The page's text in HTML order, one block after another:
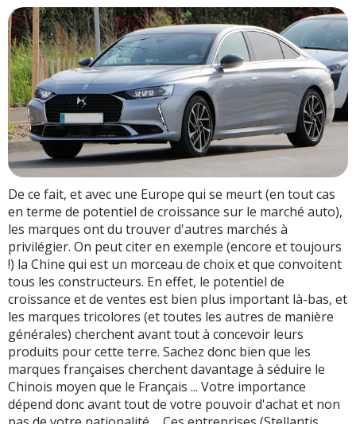
De ce fait, et avec une Europe qui se meurt (en tout cas
en terme de potentiel de croissance sur le marché auto),
les marques ont du trouver d'autres marchés à
privilégier. On peut citer en exemple (encore et toujours
!) la Chine qui est un morceau de choix et que convoitent
tous les constructeurs. En effet, le potentiel de
croissance et de ventes est bien plus important là-bas, et
les marques tricolores (et toutes les autres de manière
générales) cherchent avant tout à concevoir leurs
produits pour cette terre. Sachez donc bien que les
marques françaises cherchent davantage à séduire le
Chinois moyen que le Français ... Votre importance
dépend donc avant tout de votre pouvoir d'achat et non